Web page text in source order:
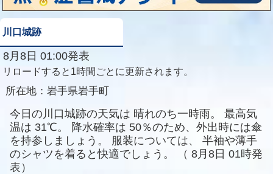
川口城跡
8月8日 01:00発表
リロードすると1時間ごとに更新されます。
所在地： 岩手県岩手町
今日の川口城跡の天気は 晴れのち一時雨。
最高気
温は 31℃。 降水確率は 50％のため、外出時には傘
を持参しましょう。
服装については、
半袖や薄手
のシャツを着ると快適でしょう。
（ 8月8日 01時発
表）